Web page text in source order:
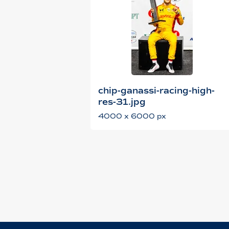
chip-ganassi-racing-high-
res-31.jpg
4000 x 6000 px